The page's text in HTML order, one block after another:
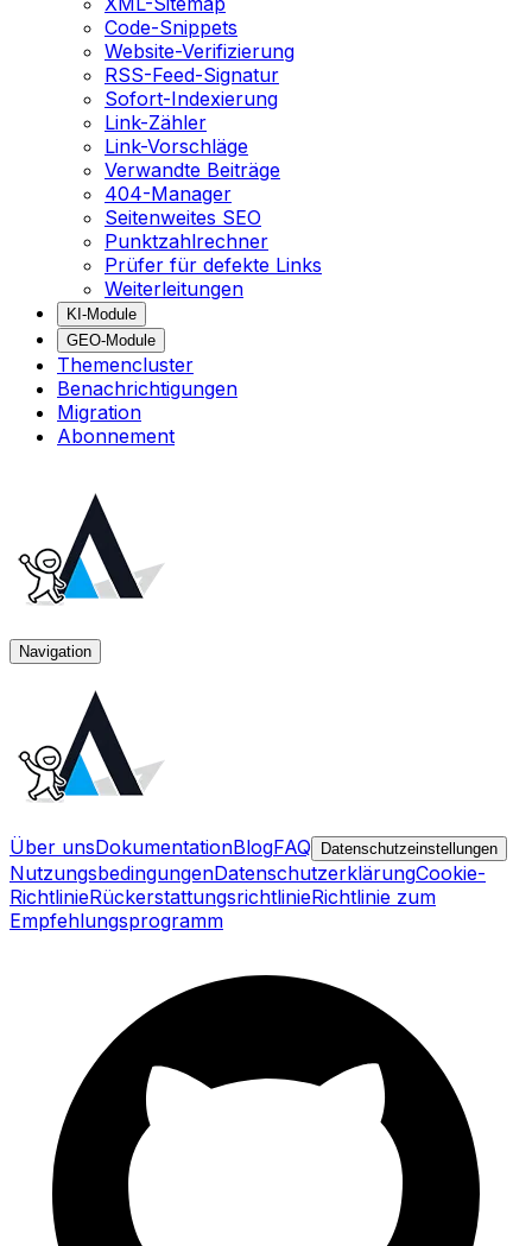
Code-Snippets
Website-Verifizierung
RSS-Feed-Signatur
Sofort-Indexierung
Link-Zähler
Link-Vorschläge
Verwandte Beiträge
404-Manager
Seitenweites SEO
Punktzahlrechner
Prüfer für defekte Links
Weiterleitungen
KI-Module
GEO-Module
Themencluster
Benachrichtigungen
Migration
Abonnement
Navigation
Über unsDokumentationBlogFAQ Datenschutzeinstellungen
NutzungsbedingungenDatenschutzerklärungCookie-
RichtlinieRückerstattungsrichtlinieRichtlinie zum
Empfehlungsprogramm